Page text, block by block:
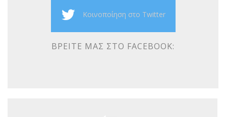
Κοινοποίηση στο Twitter
ΒΡΕΊΤΕ ΜΑΣ ΣΤΟ FACEBOOK: